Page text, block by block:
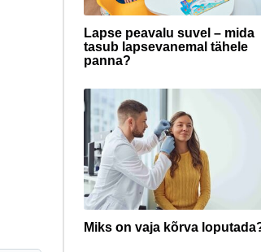
Lapse peavalu suvel – mida
tasub lapsevanemal tähele
panna?
Miks on vaja kõrva